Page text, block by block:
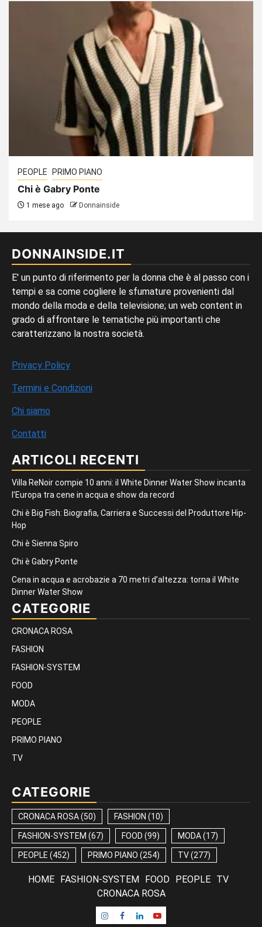
PEOPLE PRIMO PIANO
Chi è Gabry Ponte
1 mese ago Donnainside
DONNAINSIDE.IT
E' un punto di riferimento per la donna che è al passo con i
tempi e sa come cogliere le sfumature provenienti dal
mondo della moda e della televisione; un web content in
grado di affrontare le tematiche più importanti che
caratterizzano la nostra società.
Privacy Policy
Termini e Condizioni
Chi siamo
Contatti
ARTICOLI RECENTI
Villa ReNoir compie 10 anni: il White Dinner Water Show incanta
l’Europa tra cene in acqua e show da record
Chi è Big Fish: Biografia, Carriera e Successi del Produttore Hip-
Hop
Chi è Sienna Spiro
Chi è Gabry Ponte
Cena in acqua e acrobazie a 70 metri d’altezza: torna il White
Dinner Water Show
CATEGORIE
CRONACA ROSA
FASHION
FASHION-SYSTEM
FOOD
MODA
PEOPLE
PRIMO PIANO
TV
CATEGORIE
CRONACA ROSA(50) FASHION (10)
FASHION-SYSTEM (67) FOOD (99) MODA(17)
PEOPLE (452) PRIMO PIANO (254) TV(277)
HOME FASHION-SYSTEM FOOD PEOPLE
TV
CRONACA ROSA
Instagram
Facebook
LinkedinYoutube